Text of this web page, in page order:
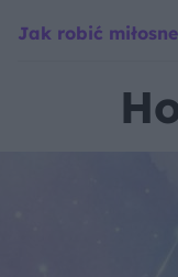
Jak robić